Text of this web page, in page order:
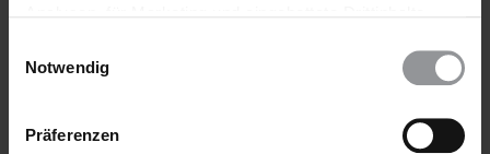
wieder ändern. Diesen Banner kannst Du über den Link
Notwendig
Präferenzen
Teile diesen Beitrag